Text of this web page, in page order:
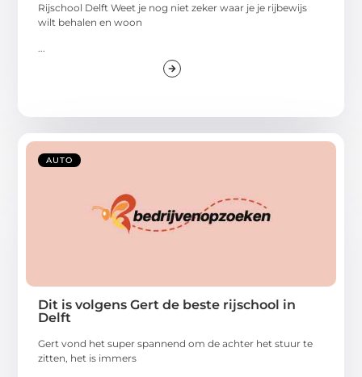
Rijschool Delft Weet je nog niet zeker waar je je rijbewijs
wilt behalen en woon
...
AUTO
Dit is volgens Gert de beste rijschool in
Delft
Gert vond het super spannend om de achter het stuur te
zitten, het is immers